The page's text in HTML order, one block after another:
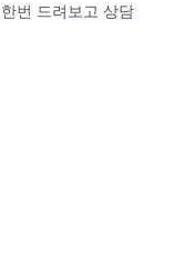
번 드려보고 상담